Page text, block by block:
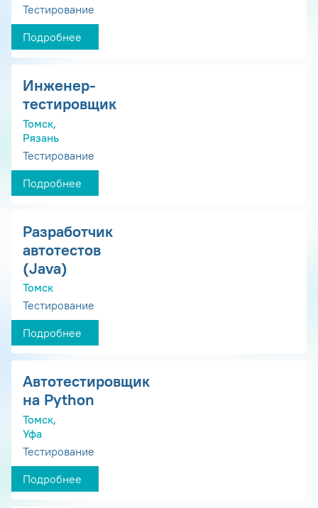
Тестирование
Подробнее
Инженер-
тестировщик
Томск,
Рязань
Тестирование
Подробнее
Разработчик
автотестов
(Java)
Томск
Тестирование
Подробнее
Автотестировщик
на Python
Томск,
Уфа
Тестирование
Подробнее